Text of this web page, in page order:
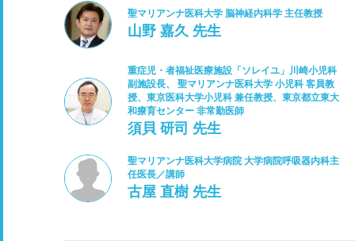
聖マリアンナ医科大学 脳神経内科学 主任教授
山野 嘉久 先生
重症児・者福祉医療施設「ソレイユ」川崎小児科
副施設長、 聖マリアンナ医科大学 小児科 客員教
授、東京医科大学小児科 兼任教授、東京都立東大
和療育センター 非常勤医師
須貝 研司 先生
聖マリアンナ医科大学病院 大学病院呼吸器内科主
任医長／講師
古屋 直樹 先生